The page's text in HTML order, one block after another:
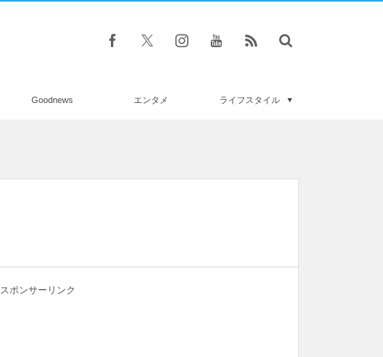
Goodnews エンタメ ライフスタイル
スポンサーリンク